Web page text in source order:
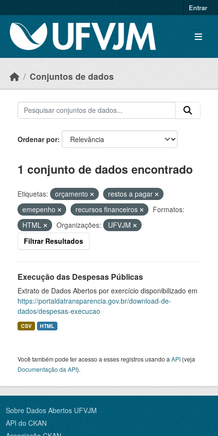
Entrar
Conjuntos de dados
Ordenar por
1 conjunto de dados encontrado
Etiquetas: orçamento
restos a pagar
emepenho
recursos financeiros
Formatos:
HTML
Organizações:
UFVJM
Filtrar Resultados
Execução das Despesas Públicas
Extrato de Dados Abertos por exercício disponibilizado em
https://portaldatransparencia.gov.br/download-de-
dados/despesas-execucao
CSV HTML
Você também pode ter acesso a esses registros usando a API (veja
Documentação da API).
Sobre Dados Abertos UFVJM
API do CKAN